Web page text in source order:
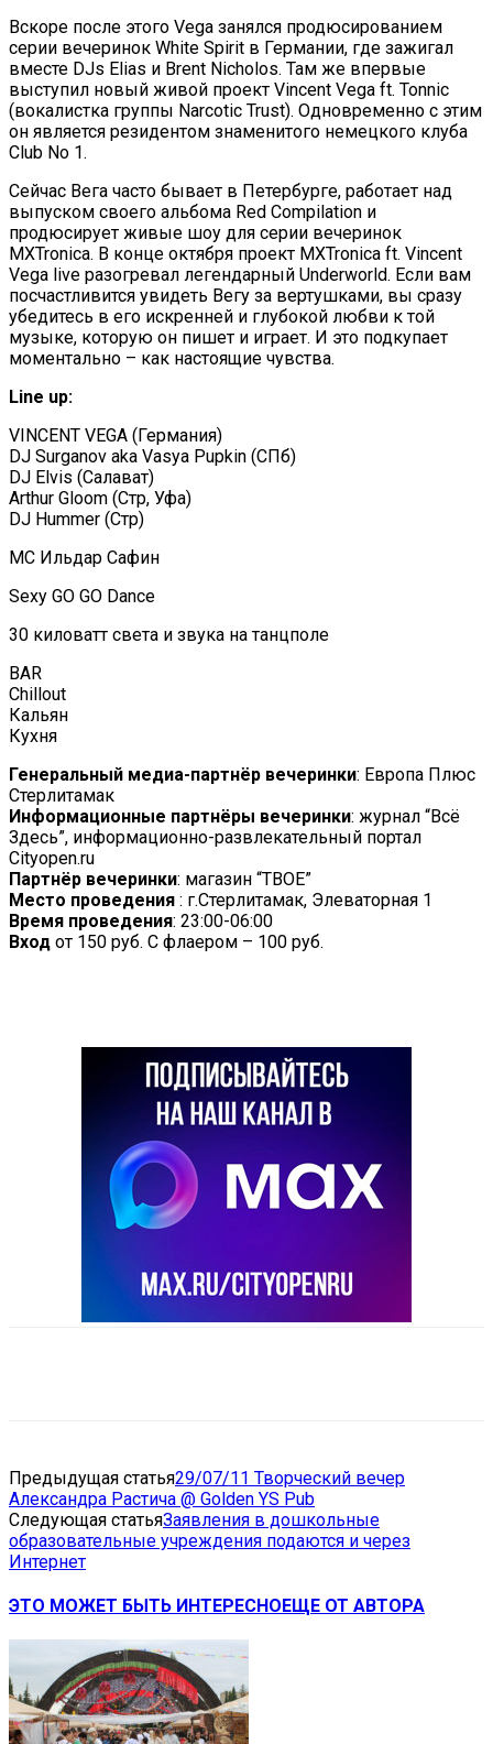
Вскоре после этого Vega занялся продюсированием
серии вечеринок White Spirit в Германии, где зажигал
вместе DJs Elias и Brent Nicholos. Там же впервые
выступил новый живой проект Vincent Vega ft. Tonniс
(вокалистка группы Narcotic Trust). Одновременно с этим
он является резидентом знаменитого немецкого клуба
Club No 1.
Сейчас Вега часто бывает в Петербурге, работает над
выпуском своего альбома Red Compilation и
продюсирует живые шоу для серии вечеринок
MXTronica. В конце октября проект MXTronica ft. Vincent
Vega live разогревал легендарный Underworld. Если вам
посчастливится увидеть Вегу за вертушками, вы сразу
убедитесь в его искренней и глубокой любви к той
музыке, которую он пишет и играет. И это подкупает
моментально – как настоящие чувства.
Line up:
VINCENT VEGA (Германия)
DJ Surganov aka Vasya Pupkin (СПб)
DJ Elvis (Салават)
Arthur Gloom (Стр, Уфа)
DJ Hummer (Стр)
MC Ильдар Сафин
Sexy GO GO Dance
30 киловатт света и звука на танцполе
BAR
Chillout
Кальян
Кухня
Генеральный медиа-партнёр вечеринки: Европа Плюс
Стерлитамак
Информационные партнёры вечеринки: журнал “Всё
Здесь”, информационно-развлекательный портал
Cityopen.ru
Партнёр вечеринки: магазин “ТВОЕ”
Место проведения : г.Стерлитамак, Элеваторная 1
Время проведения: 23:00-06:00
Вход от 150 руб. С флаером – 100 руб.
Предыдущая статья29/07/11 Творческий вечер
Александра Растича @ Golden YS Pub
Следующая статьяЗаявления в дошкольные
образовательные учреждения подаются и через
Интернет
ЭТО МОЖЕТ БЫТЬ ИНТЕРЕСНОЕЩЕ ОТ АВТОРА